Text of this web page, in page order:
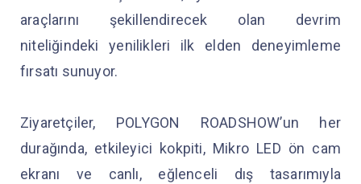
araçlarını şekillendirecek olan devrim
niteliğindeki yenilikleri ilk elden deneyimleme
fırsatı sunuyor.
Ziyaretçiler, POLYGON ROADSHOW’un her
durağında, etkileyici kokpiti, Mikro LED ön cam
ekranı ve canlı, eğlenceli dış tasarımıyla